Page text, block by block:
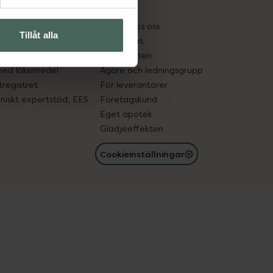
Tillåt alla
in gammal medicin
läkemedel
expertstöd, EES
Pressrum
Jobba hos oss
Hållbarhet
Samarbeten
Ägare och ledningsgrupp
För leverantörer
Företagskund
Eget apotek
Glädjeeffekten
Cookieinställningar